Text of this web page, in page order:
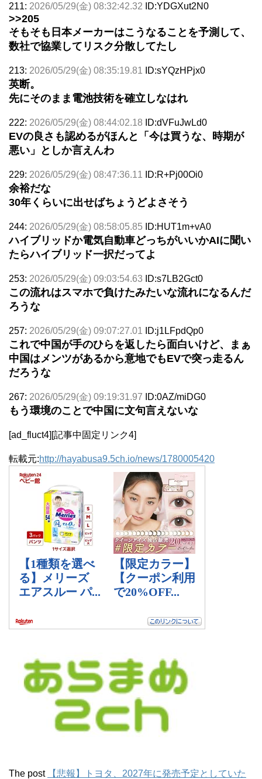
211: 2026/05/29(金) 08:32:42.32 ID:YDGXut2N0
>>205
そもそも日本メーカーはこうなることを予測して、
数社で協業してリスク分散してたし
213: 2026/05/29(金) 08:35:19.81 ID:sYQzHPjx0
英断。
先にそのまま電池技術を確立しなはれ
222: 2026/05/29(金) 08:44:02.18 ID:dVFuJwLd0
EVの良さも認めるがほんと「今は買うな、時期が
悪い」としか言えんわ
229: 2026/05/29(金) 08:47:36.11 ID:R+Pj00Oi0
余裕だな
30年くらいに出せばちょうどよさそう
244: 2026/05/29(金) 08:58:05.85 ID:HUT1m+vA0
ハイブリッドか電気自動車どっちがいいかAIに聞い
たらハイブリッド一択だってよ
253: 2026/05/29(金) 09:03:54.63 ID:s7LB2Gct0
この流れはスマホで負けたみたいな流れになるんだ
ろうな
257: 2026/05/29(金) 09:07:27.01 ID:j1LFpdQp0
これで中国が手のひらを返したら面白いけど、まぁ
中国はメンツがあるから意地でもEVで突っ走るん
だろうな
267: 2026/05/29(金) 09:19:31.97 ID:0AZ/miDG0
もう環境のことで中国に文句言えないな
[ad_fluct4][記事中固定リンク4]
転載元:http://hayabusa9.5ch.io/news/1780005420
The post
【悲報】トヨタ、2027年に発売予定としていた